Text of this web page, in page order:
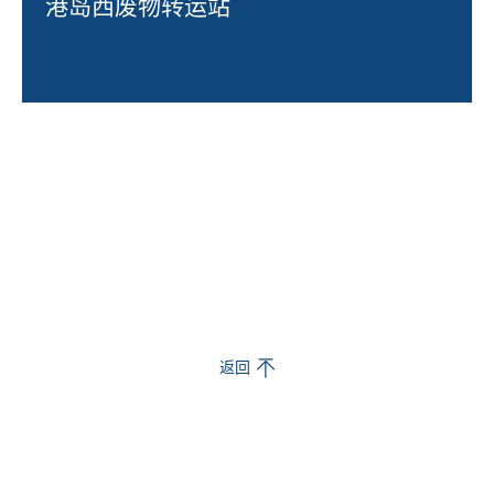
港岛西废物转运站
返回